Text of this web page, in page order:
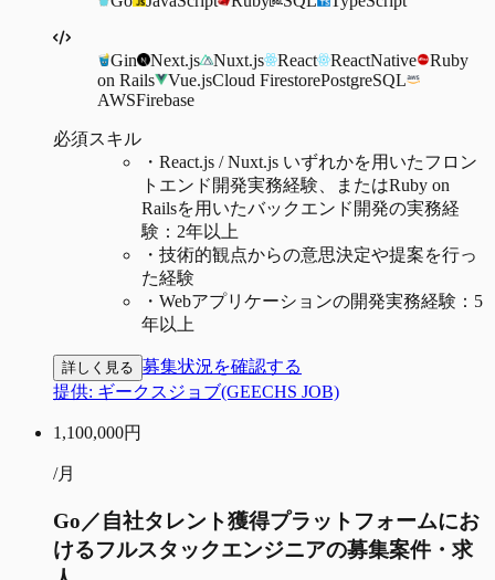
Gin Next.js Nuxt.js React ReactNative
Ruby
on Rails
Vue.jsCloud FirestorePostgreSQL
AWSFirebase
必須スキル
・ React.js / Nuxt.js いずれかを用いたフロン
トエンド開発実務経験、またはRuby on
Railsを用いたバックエンド開発の実務経
験：2年以上
・ 技術的観点からの意思決定や提案を行っ
た経験
・ Webアプリケーションの開発実務経験：5
年以上
詳しく見る 募集状況を確認する
提供: ギークスジョブ(GEECHS JOB)
1,100,000円
/月
Go／自社タレント獲得プラットフォームにお
けるフルスタックエンジニアの募集案件・求